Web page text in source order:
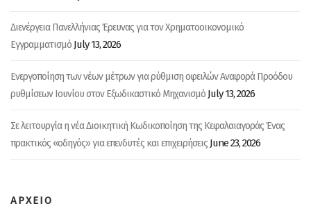
Διενέργεια Πανελλήνιας Έρευνας για τον Χρηματοοικονομικό
Εγγραμματισμό July 13, 2026
Ενεργοποίηση των νέων μέτρων για ρύθμιση οφειλών Αναφορά Προόδου
ρυθμίσεων Ιουνίου στον Εξωδικαστικό Μηχανισμό July 13, 2026
Σε λειτουργία η νέα Διοικητική Κωδικοποίηση της Κεφαλαιαγοράς Ένας
πρακτικός «οδηγός» για επενδυτές και επιχειρήσεις June 23, 2026
ΑΡΧΕΙΟ